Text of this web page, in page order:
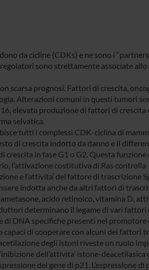
da cicline (CDKs) e ne sono i
sono strettamente associate
scarsa prognosi. Fattori di crescita,
Alterazioni comuni in questi tumori
elevata produzione di fattori di crescita
selvatica.
tutti i complessi CDK-ciclina di
di crescita indotto da danno e il
in fase G1 o G2. Questa funzione
l’attivazione costitutiva di Ras controlla
e l’attivita’ del fattore di trascrizione
indotta anche da altri fattori di
acido retinoico, vitamina D,
determinano il legame di vari fattori
di DNA specifiche presenti nel
di cooperare con alcuni dei fattori
degli istoni riveste un ruolo
dell’attivita’ istone-deacetilasica
del gene di p21. L’espressione di